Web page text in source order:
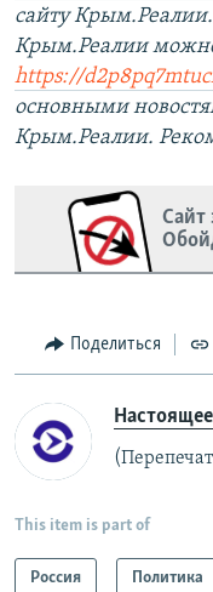
сайту Крым.Реалии.
Крым.Реалии
https://
основными
Крым.Реалии.
Сайт
Поделиться
This item is part of
Россия Политика